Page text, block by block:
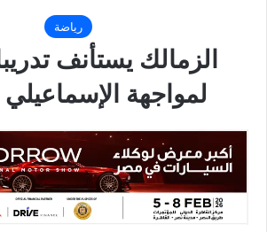
رياضة
الزمالك يستأنف
لمواجهة الإسماعيلي